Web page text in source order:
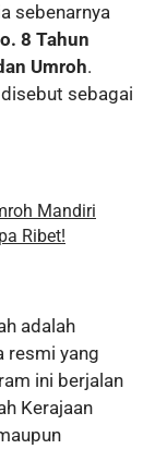
sebenarnya
8 Tahun
Umroh.
sebagai
Mandiri
Ribet!
adalah
resmi yang
ini berjalan
Kerajaan